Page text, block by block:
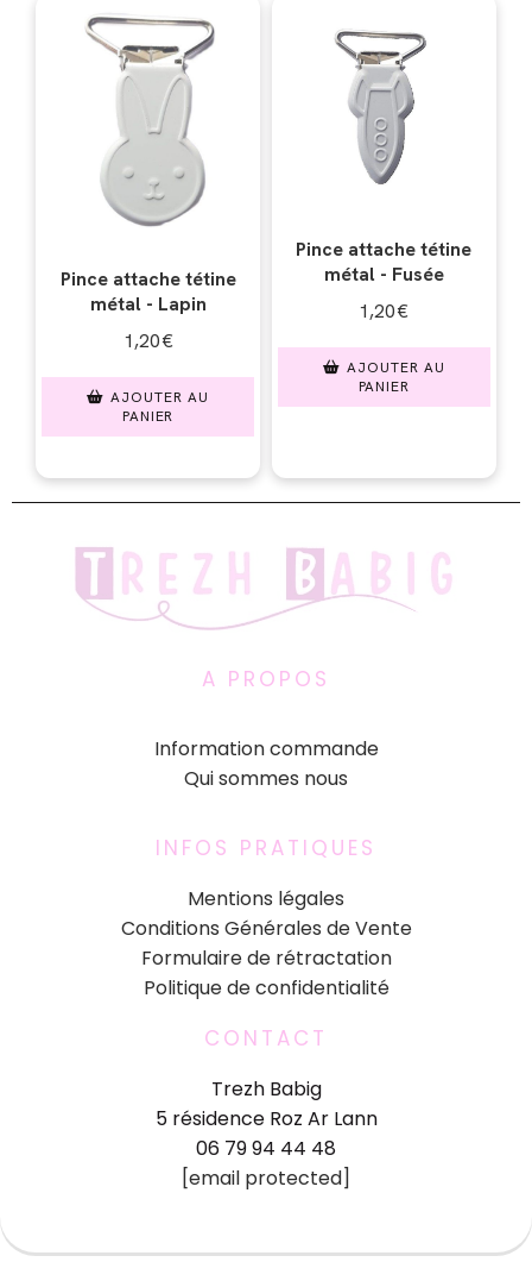
Pince attache tétine
métal - Lapin
1,20€
AJOUTER AU
PANIER
Pince attache tétine
métal - Fusée
1,20€
AJOUTER AU
PANIER
A PROPOS
Information commande
Qui sommes nous
INFOS PRATIQUES
Mentions légales
Conditions Générales de Vente
Formulaire de rétractation
Politique de confidentialité
CONTACT
Trezh Babig
5 résidence Roz Ar Lann
06 79 94 44 48
[email protected]